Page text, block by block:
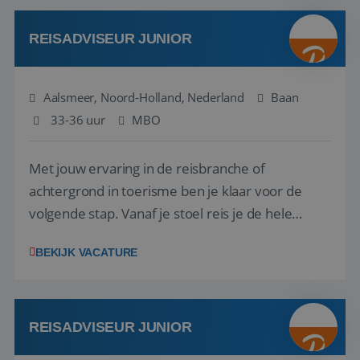
werken: of het nu gaat om vragen ...
REISADVISEUR JUNIOR
Aalsmeer, Noord-Holland, Nederland
Baan
33-36 uur
MBO
Met jouw ervaring in de reisbranche of
achtergrond in toerisme ben je klaar voor de
volgende stap. Vanaf je stoel reis je de hele
wensen van je team, je klant en wat er in de
klanten te overtuigen om die droomreis te
boeken! ...
BEKIJK VACATURE
REISADVISEUR JUNIOR